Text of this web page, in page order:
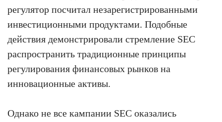
регулятор посчитал незарегистрированными
инвестиционными продуктами. Подобные
действия демонстрировали стремление SEC
распространить традиционные принципы
регулирования финансовых рынков на
инновационные активы.
Однако не все кампании SEC оказались